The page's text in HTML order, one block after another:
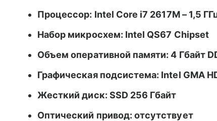
Процессор: Intel Core i7 2617M – 1,5
Набор микросхем: Intel QS67 Chipset
Объем оперативной памяти: 4 Гбайт
Графическая подсистема: Intel GMA
Жесткий диск: SSD 256 Гбайт
Оптический привод: отсутствует